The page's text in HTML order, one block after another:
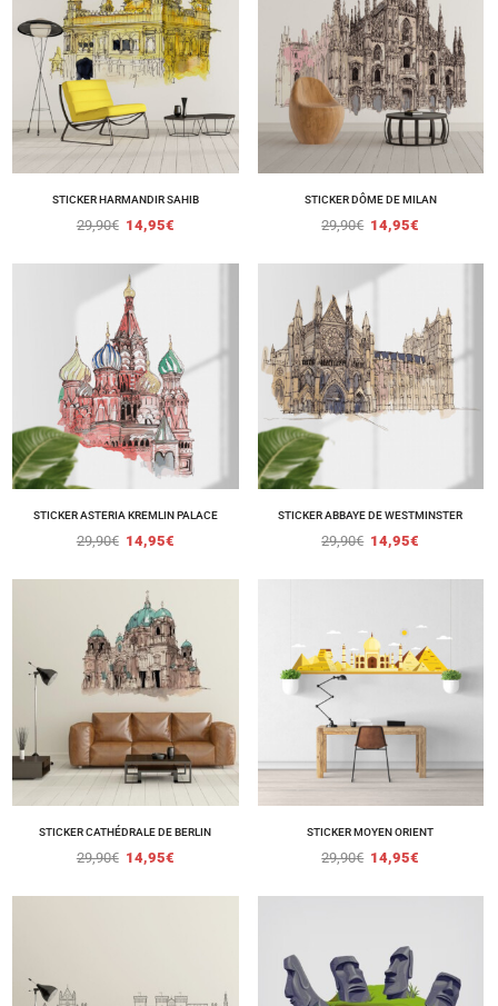
STICKER HARMANDIR SAHIB
29,90€ 14,95€
STICKER DÔME DE MILAN
29,90€ 14,95€
STICKER ASTERIA KREMLIN PALACE
29,90€ 14,95€
STICKER ABBAYE DE WESTMINSTER
29,90€ 14,95€
STICKER CATHÉDRALE DE BERLIN
29,90€ 14,95€
STICKER MOYEN ORIENT
29,90€ 14,95€